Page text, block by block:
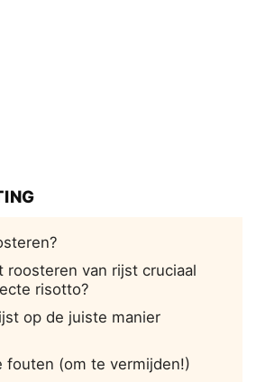
roosteren van rijst cruciaal
risotto?
op de juiste manier
fouten (om te vermijden!)